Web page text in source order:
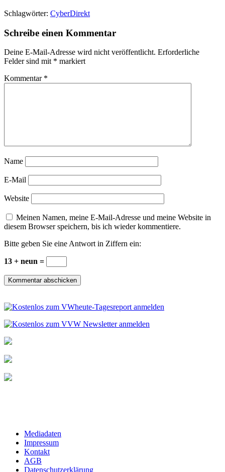
Schlagwörter: CyberDirekt
Schreibe einen Kommentar
Deine E-Mail-Adresse wird nicht veröffentlicht. Erforderliche
Felder sind mit * markiert
Kommentar *
Name
E-Mail
Website
Meinen Namen, meine E-Mail-Adresse und meine Website in
diesem Browser speichern, bis ich wieder kommentiere.
Bitte geben Sie eine Antwort in Ziffern ein:
13 + neun =
Mediadaten
Impressum
Kontakt
AGB
Datenschutzerklärung